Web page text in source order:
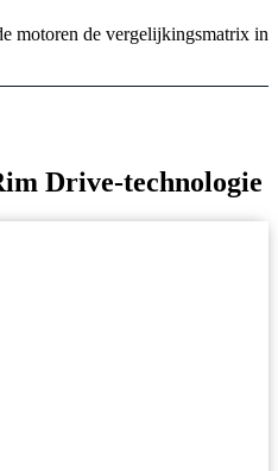
motoren de vergelijkingsmatrix in
Drive-technologie